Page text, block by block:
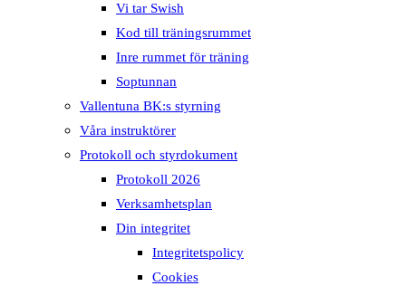
Vi tar Swish
Kod till träningsrummet
Inre rummet för träning
Soptunnan
Vallentuna BK:s styrning
Våra instruktörer
Protokoll och styrdokument
Protokoll 2026
Verksamhetsplan
Din integritet
Integritetspolicy
Cookies